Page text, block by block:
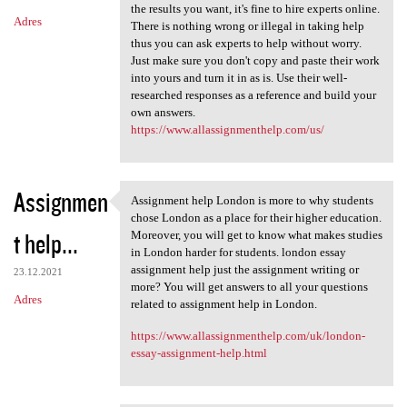
Adres
the results you want, it's fine to hire experts online.
There is nothing wrong or illegal in taking help
thus you can ask experts to help without worry.
Just make sure you don't copy and paste their work
into yours and turn it in as is. Use their well-
researched responses as a reference and build your
own answers.
https://www.allassignmenthelp.com/us/
Assignmen
t help...
23.12.2021
Adres
Assignment help London is
Assignment help London is more to why students
chose London as a place for their higher education.
Moreover, you will get to know what makes studies
in London harder for students. london essay
assignment help just the assignment writing or
more? You will get answers to all your questions
related to assignment help in London.
https://www.allassignmenthelp.com/uk/london-
essay-assignment-help.html